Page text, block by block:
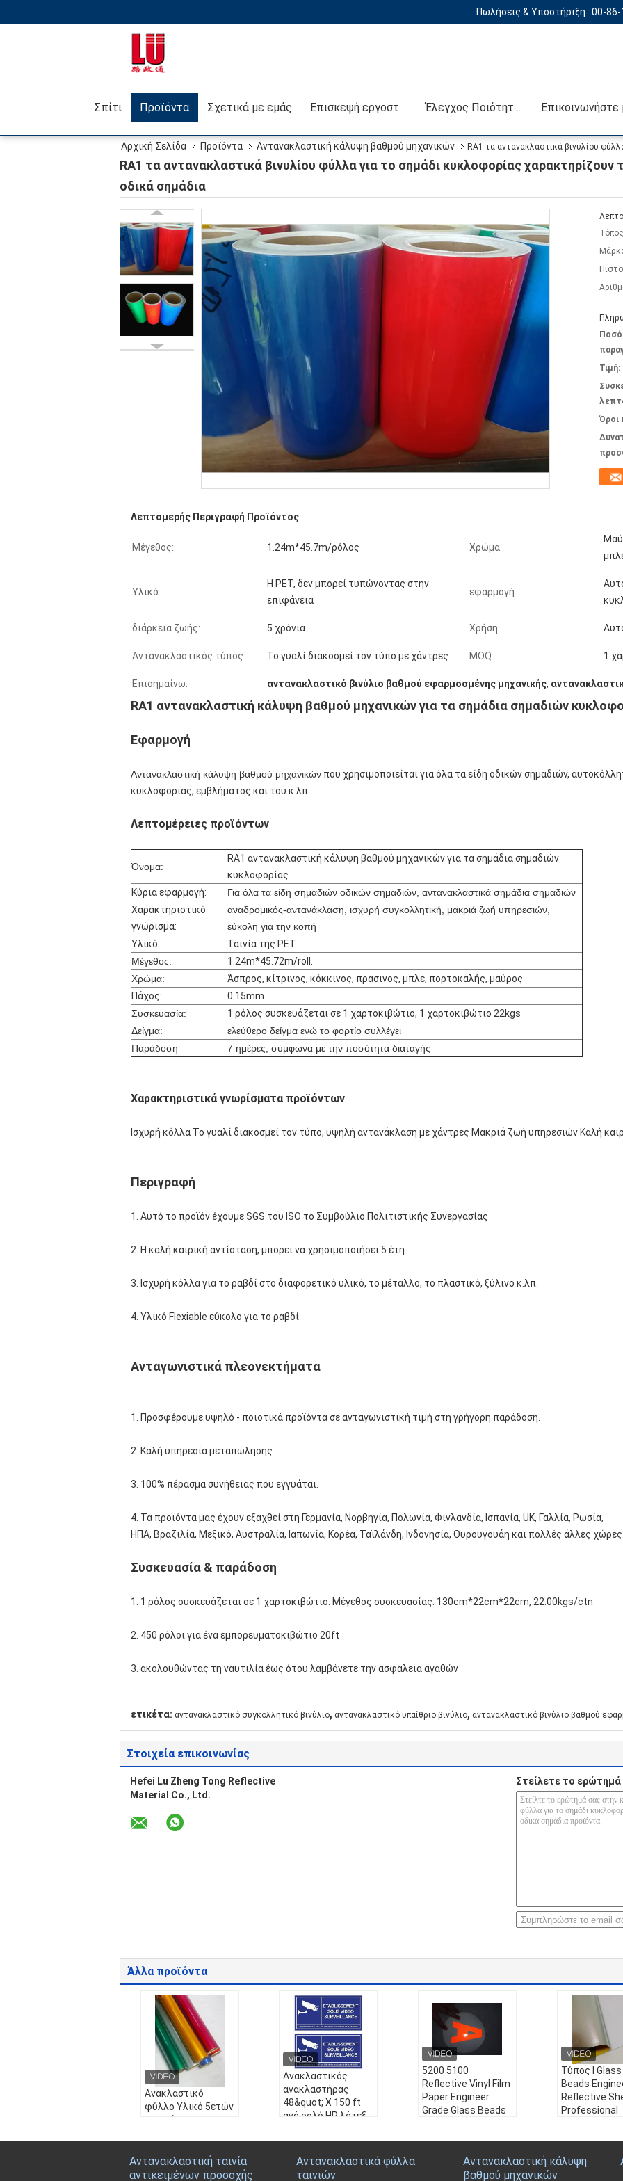
Πωλήσεις & Υποστήριξη : 00-86-
Σπίτι Προϊόντα Σχετικά με εμάς Επισκεψή εργοστασίου Έλεγχος Ποιότητας
Αρχική Σελίδα Προϊόντα Αντανακλαστική κάλυψη βαθμού μηχανικών
RA1 τα αντανακλαστικά βινυλίου
αναδρομικά αντανακλαστικά οδικά σημάδια
RA1 τα αντανακλαστικά βινυλίου φύλλα για το σημάδι κυκλοφορίας
οδικά σημάδια
Τιμή:
Όροι
Λεπτομερής Περιγραφή Προϊόντος
Μέγεθος: 1.24m*45.7m/ρόλος Χρώμα:
Υλικό:
Η PET, δεν μπορεί τυπώνοντας στην
επιφάνεια
εφαρμογή:
διάρκεια ζωής: 5 χρόνια Χρήση:
Αντανακλαστικός τύπος: Το γυαλί διακοσμεί τον τύπο με χάντρες MOQ: 1
Επισημαίνω: αντανακλαστικό βινύλιο βαθμού εφαρμοσμένης μηχανικής,
RA1 αντανακλαστική κάλυψη βαθμού μηχανικών για τα σημάδια σημαδιών
Εφαρμογή
Αντανακλαστική κάλυψη βαθμού μηχανικών που χρησιμοποιείται για όλα τα είδη οδικών σημαδιών,
κυκλοφορίας, εμβλήματος και του κ.λπ.
Λεπτομέρειες προϊόντων
Όνομα:
RA1 αντανακλαστική κάλυψη βαθμού μηχανικών για τα σημάδια σημαδιών
κυκλοφορίας
Κύρια εφαρμογή:
Για όλα τα είδη σημαδιών οδικών σημαδιών, αντανακλαστικά σημάδια σημαδιών
Χαρακτηριστικό
γνώρισμα:
αναδρομικός-αντανάκλαση, ισχυρή συγκολλητική, μακριά ζωή υπηρεσιών,
εύκολη για την κοπή
Υλικό:
Ταινία της PET
Μέγεθος:
1.24m*45.72m/roll.
Χρώμα:
Άσπρος, κίτρινος, κόκκινος, πράσινος, μπλε, πορτοκαλής, μαύρος
Πάχος:
0.15mm
Συσκευασία:
1 ρόλος συσκευάζεται σε 1 χαρτοκιβώτιο, 1 χαρτοκιβώτιο 22kgs
Δείγμα:
ελεύθερο δείγμα ενώ το φορτίο συλλέγει
Παράδοση
7 ημέρες, σύμφωνα με την ποσότητα διαταγής
Χαρακτηριστικά γνωρίσματα προϊόντων
Ισχυρή κόλλα Το γυαλί διακοσμεί τον τύπο, υψηλή αντανάκλαση με χάντρες Μακριά ζωή υπηρεσιών Καλή
Περιγραφή
1. Αυτό το προϊόν έχουμε SGS του ISO το Συμβούλιο Πολιτιστικής Συνεργασίας
2. Η καλή καιρική αντίσταση, μπορεί να χρησιμοποιήσει 5 έτη.
3. Ισχυρή κόλλα για το ραβδί στο διαφορετικό υλικό, το μέταλλο, το πλαστικό, ξύλινο κ.λπ.
4. Υλικό Flexiable εύκολο για το ραβδί
Ανταγωνιστικά πλεονεκτήματα
1. Προσφέρουμε υψηλό - ποιοτικά προϊόντα σε ανταγωνιστική τιμή στη γρήγορη παράδοση.
2. Καλή υπηρεσία μεταπώλησης.
3. 100% πέρασμα συνήθειας που εγγυάται.
4. Τα προϊόντα μας έχουν εξαχθεί στη Γερμανία, Νορβηγία, Πολωνία, Φινλανδία, Ισπανία, UK, Γαλλία, Ρωσία,
ΗΠΑ, Βραζιλία, Μεξικό, Αυστραλία, Ιαπωνία, Κορέα, Ταϊλάνδη, Ινδονησία, Ουρουγουάη και πολλές άλλες
Συσκευασία & παράδοση
1. 1 ρόλος συσκευάζεται σε 1 χαρτοκιβώτιο. Μέγεθος συσκευασίας: 130cm*22cm*22cm, 22.00kgs/ctn
2. 450 ρόλοι για ένα εμπορευματοκιβώτιο 20ft
3. ακολουθώντας τη ναυτιλία έως ότου λαμβάνετε την ασφάλεια αγαθών
ετικέτα: αντανακλαστικό συγκολλητικό βινύλιο, αντανακλαστικό υπαίθριο βινύλιο, αντανακλαστικό βινύλιο βαθμού
Στοιχεία επικοινωνίας
Hefei Lu Zheng Tong Reflective
Material Co., Ltd.
Στείλετε το
Άλλα προϊόντα
Ανακλαστικό
φύλλο Υλικό 5ετών
Χρωμάτων
Μηχανικού
Χάντρες Πλότερ
Κοπής Ανακλαστικό
Ανακλαστικός
ανακλαστήρας
48&quot; X 150 ft
ανά ρολό HP λάτεξ
με δυνατότητα
εκτύπωσης,
αντανακλαστικό
φύλλο μηχανικής
5200 5100
Reflective Vinyl Film
Paper Engineer
Grade Glass Beads
πινακίδες οδικής
κυκλοφορίας
Τύπος Ι Glass
Beads
Reflective
Professional
Reflectivo for
Αντανακλαστική ταινία
αντικειμένων προσοχής
Αντανακλαστικά φύλλα
ταινιών
Αντανακλαστική κάλυψη
βαθμού μηχανικών